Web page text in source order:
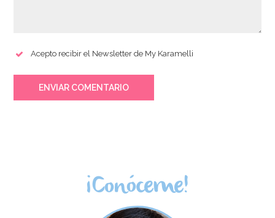
Acepto recibir el Newsletter de My Karamelli
ENVIAR COMENTARIO
¡Conóceme!